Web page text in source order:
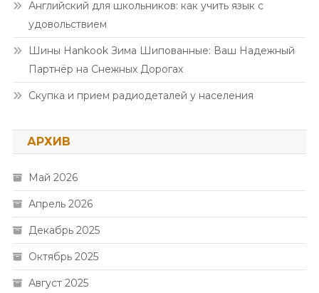
Английский для школьников: как учить язык с
удовольствием
Шины Hankook Зима Шипованные: Ваш Надежный
Партнёр на Снежных Дорогах
Скупка и прием радиодеталей у населения
АРХИВ
Май 2026
Апрель 2026
Декабрь 2025
Октябрь 2025
Август 2025